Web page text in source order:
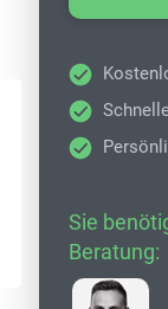
Sie
Beratung: